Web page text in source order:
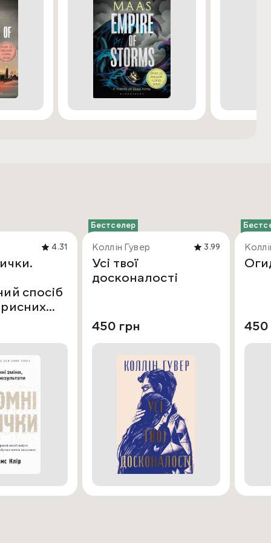
4.31
спосіб
Бестселер
Коллін Гувер 3.99
Усі твої
досконалості
450 грн 450